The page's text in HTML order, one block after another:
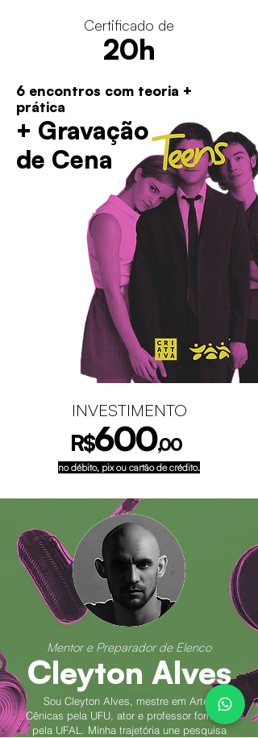
Certificado de
20h
6 encontros com teoria +
prática
+ Gravação
de Cena
INVESTIMENTO
R$600,00
no ​débito, pix ou cartão de crédito.
Mentor e Preparador de Elenco
Cleyton Alves
Sou Cleyton Alves, mestre em Artes
Cênicas pela UFU, ator e professor formado
pela UFAL. Minha trajetória une pesquisa